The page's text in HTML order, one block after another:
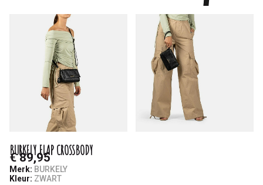
BURKELY FLAP CROSSBODY
€ 89,95
Merk: BURKELY
Kleur: ZWART